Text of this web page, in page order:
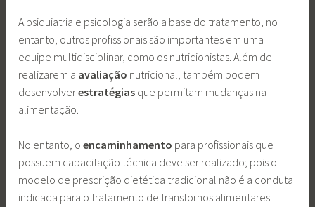
A psiquiatria e psicologia serão a base do tratamento, no
entanto, outros profissionais são importantes em uma
equipe multidisciplinar, como os nutricionistas. Além de
realizarem a avaliação nutricional, também podem
desenvolverestratégias que permitam mudanças na
alimentação.
No entanto, oencaminhamento para profissionais que
possuem capacitação técnica deve ser realizado; pois o
modelo de prescrição dietética tradicional não é a conduta
indicada para o tratamento de transtornos alimentares.